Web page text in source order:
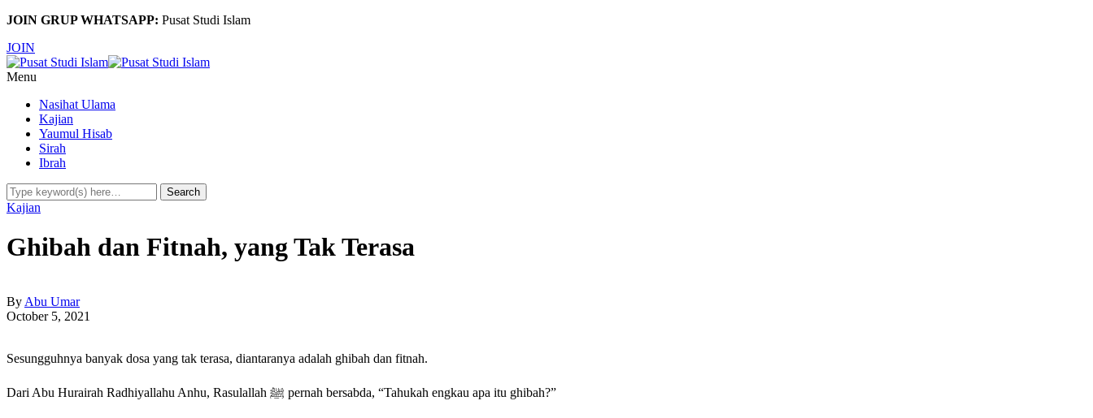
JOIN GRUP WHATSAPP: Pusat Studi Islam
JOIN
Menu
Nasihat Ulama
Kajian
Yaumul Hisab
Sirah
Ibrah
Kajian
Ghibah dan Fitnah, yang Tak Terasa
By Abu Umar
October 5, 2021
Sesungguhnya banyak dosa yang tak terasa, diantaranya adalah ghibah dan fitnah.
Dari Abu Hurairah Radhiyallahu Anhu, Rasulallah ﷺ pernah bersabda, “Tahukah engkau apa itu ghibah?”